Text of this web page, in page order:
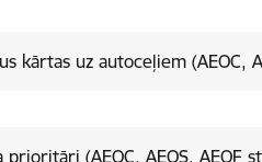
kārtas uz autoceļiem (AEOC,
(AEOC, AEOS, AEOF